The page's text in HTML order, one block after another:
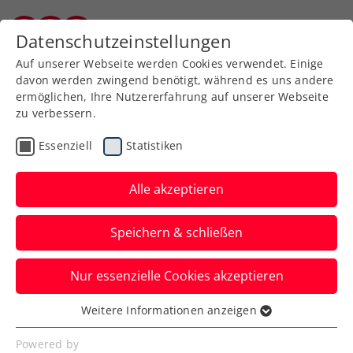
Datenschutzeinstellungen
Auf unserer Webseite werden Cookies verwendet. Einige
davon werden zwingend benötigt, während es uns andere
ermöglichen, Ihre Nutzererfahrung auf unserer Webseite
zu verbessern.
Essenziell Statistiken
Alle akzeptieren
Speichern & schließen
Nur essenzielle Cookies akzeptieren
Essenziell
Essenzielle Cookies werden für grundlegende
Weitere Informationen anzeigen
Powered by